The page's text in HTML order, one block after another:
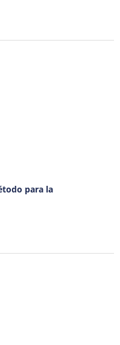
para la